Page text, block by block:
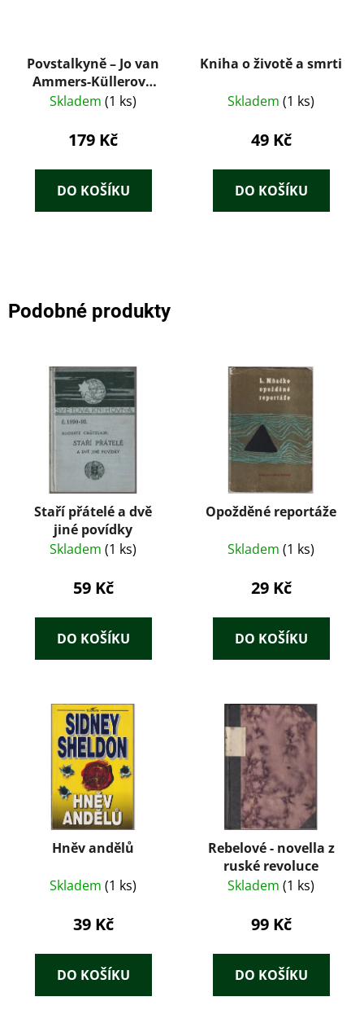
Povstalkyně – Jo van
Ammers-Küllerová
(1949)
Skladem (1 ks)
179 Kč
DO KOŠÍKU
Kniha o životě a smrti
Skladem (1 ks)
49 Kč
DO KOŠÍKU
Podobné produkty
Staří přátelé a dvě
jiné povídky
Skladem (1 ks)
59 Kč
DO KOŠÍKU
Opožděné reportáže
Skladem (1 ks)
29 Kč
DO KOŠÍKU
Hněv andělů
Skladem (1 ks)
39 Kč
DO KOŠÍKU
Rebelové - novella z
ruské revoluce
Skladem (1 ks)
99 Kč
DO KOŠÍKU